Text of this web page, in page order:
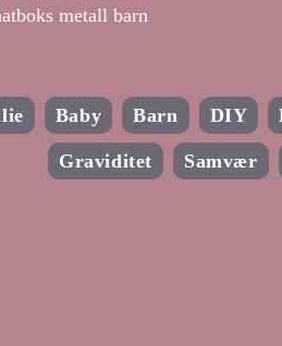
metall barn
Baby Barn DIY
Graviditet Samvær